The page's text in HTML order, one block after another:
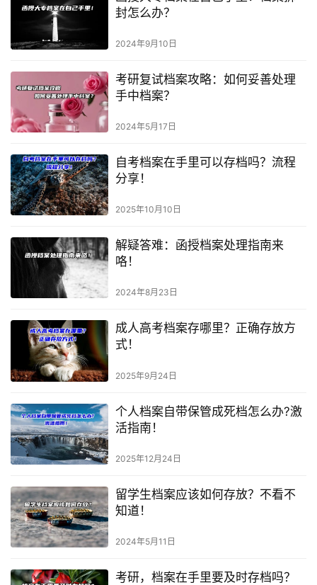
封怎么办？
2024年9月10日
考研复试档案攻略：如何妥善处理
手中档案？
2024年5月17日
自考档案在手里可以存档吗？流程
分享！
2025年10月10日
解疑答难：函授档案处理指南来
咯！
2024年8月23日
成人高考档案存哪里？正确存放方
式！
2025年9月24日
个人档案自带保管成死档怎么办?激
活指南！
2025年12月24日
留学生档案应该如何存放？不看不
知道！
2024年5月11日
考研，档案在手里要及时存档吗？